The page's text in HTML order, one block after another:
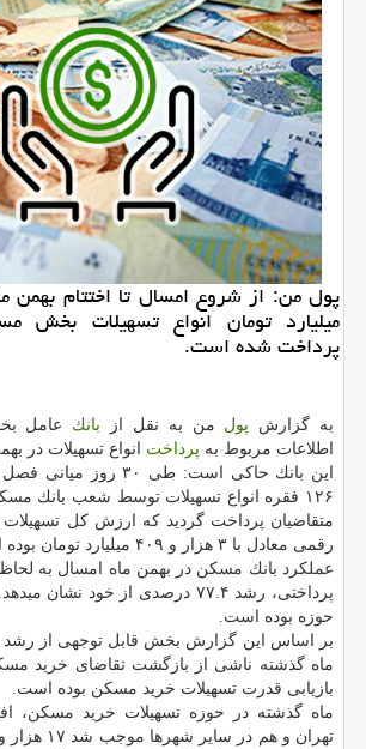
میلیارد تومان انواع تسهیلات بخش
پرداخت شده است.
به گزارش پول من به نقل از بانك عامل
اطلاعات مربوط به پرداخت انواع تسهیلات در
۱۲۶ فقره انواع تسهیلات توسط شعب بانك
متقاضیان پرداخت گردید كه ارزش كل تسهیلات
رقمی معادل با ۳ هزار و ۴۰۹ میلیارد تومان بوده است.
عملكرد بانك مسكن در بهمن ماه امسال به
پرداختی، رشد ۷۷.۴ درصدی از خود
حوزه بوده است.
بر اساس این گزارش بخش قابل توجهی از رشد
ماه گذشته ناشی از بازگشت تقاضای خرید
بازیابی قدرت تسهیلات خرید مسكن بوده است.
ماه گذشته در حوزه تسهیلات خرید مسكن،